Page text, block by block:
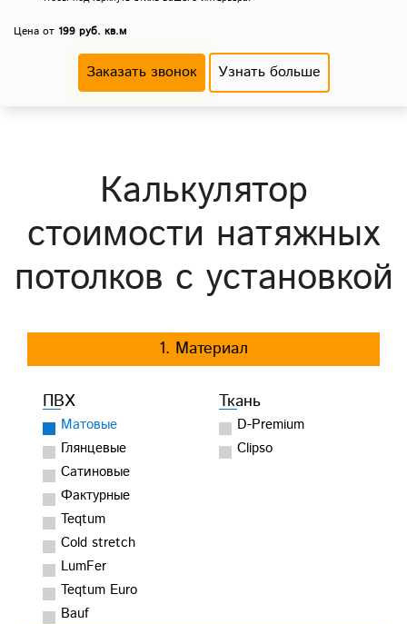
Цена от 199 руб. кв.м
Заказать звонок Узнать больше
Калькулятор
стоимости натяжных
потолков с установкой
1. Материал
ПВХ
Матовые
Глянцевые
Сатиновые
Фактурные
Teqtum
Cold stretch
LumFer
Teqtum Euro
Bauf
Ткань
D-Premium
Clipso